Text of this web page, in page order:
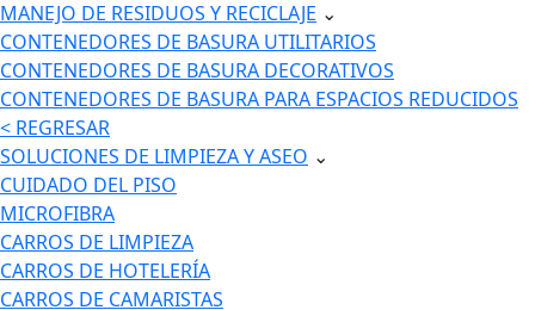
MANEJO DE RESIDUOS Y RECICLAJE ⌄
CONTENEDORES DE BASURA UTILITARIOS
CONTENEDORES DE BASURA DECORATIVOS
CONTENEDORES DE BASURA PARA ESPACIOS REDUCIDOS
< REGRESAR
SOLUCIONES DE LIMPIEZA Y ASEO ⌄
CUIDADO DEL PISO
MICROFIBRA
CARROS DE LIMPIEZA
CARROS DE HOTELERÍA
CARROS DE CAMARISTAS